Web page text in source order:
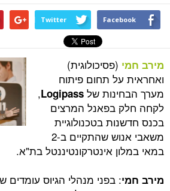
Twitter
(פסיכולוגית)
תחום פיתוח
שלLogipass
,
בפאנל המרצים
בטכנולוגיית
משאבי אנוש שהתקיים ב-2
אינטרקונטיננטל בת"א.
: בפני מנהלי הגיוס עומדים שני אתגרים